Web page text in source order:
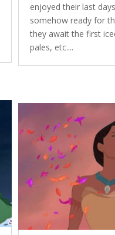
enjoyed their last
somehow ready for
they await the first
pales, etc....